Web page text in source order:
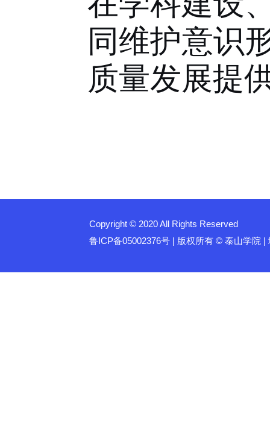
同维护意识
质量发展提
Copyright © 2020 All Rights Reserved
鲁ICP备05002376号 | 版权所有 © 泰山学院 |